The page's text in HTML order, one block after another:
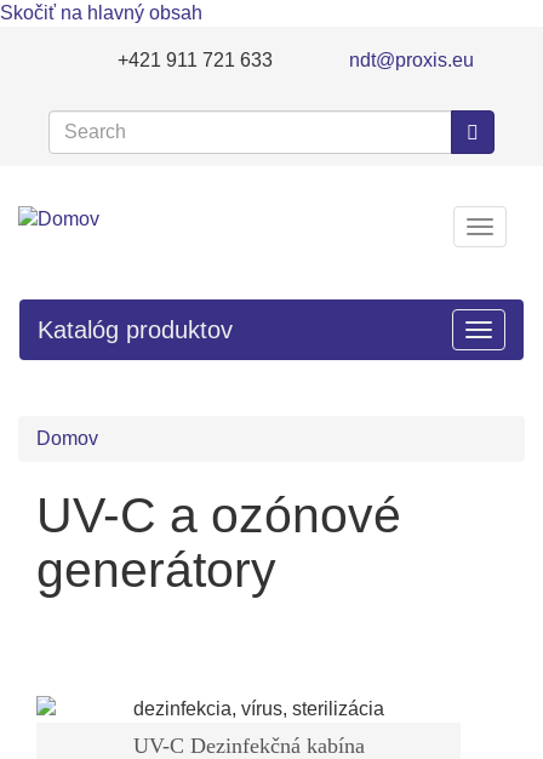
Skočiť na hlavný obsah
+421 911 721 633 ndt@proxis.eu
Search Search
Toggle
Katalóg produktov
Domov
UV-C a ozónové
generátory
UV-C Dezinfekčná kabína